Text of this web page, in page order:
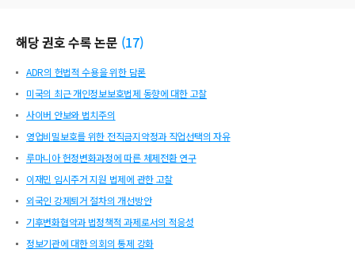
해당 권호 수록 논문 (17)
ADR의 헌법적 수용을 위한 담론
미국의 최근 개인정보보호법제 동향에 대한 고찰
사이버 안보와 법치주의
영업비밀보호를 위한 전직금지약정과 직업선택의 자유
루마니아 헌정변화과정에 따른 체제전환 연구
이재민 임시주거 지원 법제에 관한 고찰
외국인 강제퇴거 절차의 개선방안
기후변화협약과 법정책적 과제로서의 적응성
정보기관에 대한 의회의 통제 강화